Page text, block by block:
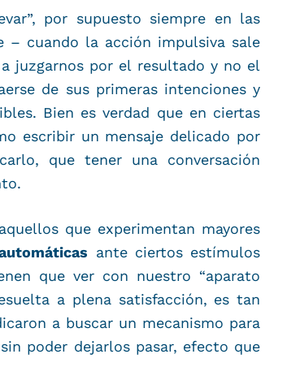
por supuesto siempre en las
– cuando la acción impulsiva sale
juzgarnos por el resultado y no el
de sus primeras intenciones y
Bien es verdad que en ciertas
escribir un mensaje delicado por
que tener una conversación
que experimentan mayores
ante ciertos estímulos
que ver con nuestro “aparato
a plena satisfacción, es tan
a buscar un mecanismo para
poder dejarlos pasar, efecto que